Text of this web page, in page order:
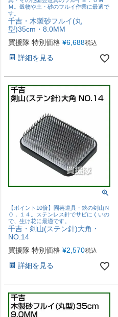
Ｍ。穀物や土・砂のフルイ作業に最適で
す。
千吉・木製砂フルイ(丸
型)35cm・8.0MM
買援隊 特別価格 ¥6,688税込
詳細を見る
【ポイント10倍】園芸道具・鋏の剣山Ｎ
Ｏ．１４。ステンレス針でサビにくいの
で、生け花に最適です。
千吉・剣山(ステン針)大角・
NO.14
買援隊 特別価格 ¥2,570税込
詳細を見る